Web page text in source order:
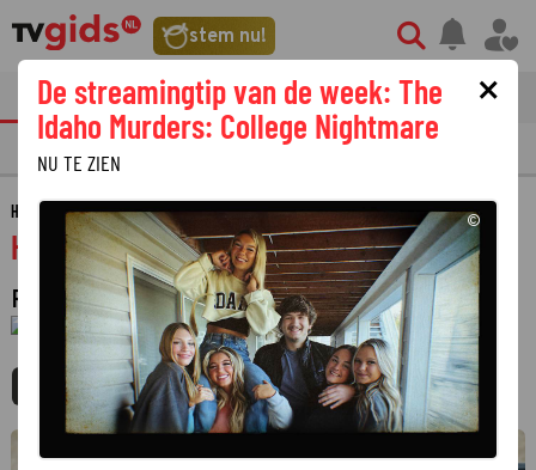
stem nu!
tvgids streaming nieuws
PRIMETIME GEMIST
HOME GIDS HOLLYWOOD WEAPONS: FACT OR FICTION?
Hollywood Weapons: Fact or Fiction?
REALITYSERIE
1 JANUARI 1970 01:00 - 01:00
MIJNGIDS AGENDA DELEN
×
De streamingtip van de week: The
Idaho Murders: College Nightmare
NU TE ZIEN
©